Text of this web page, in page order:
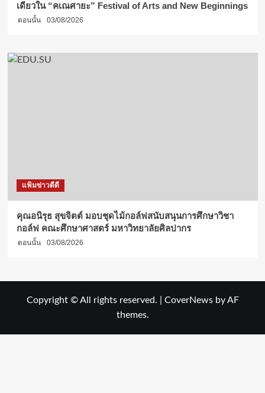
เดียวใน “คเณศายะ” Festival of Arts and New Beginnings
ตอนนั้น 03/08/2026
แฟ้มข่าวดีดี
คุณอนิรุธ สุขจิตต์ มอบชุดไม้กอล์ฟสนับสนุนการศึกษาวิชา
กอล์ฟ คณะศึกษาศาสตร์ มหาวิทยาลัยศิลปากร
ตอนนั้น 03/08/2026
Copyright © All rights reserved. CoverNewsby AF
themes.